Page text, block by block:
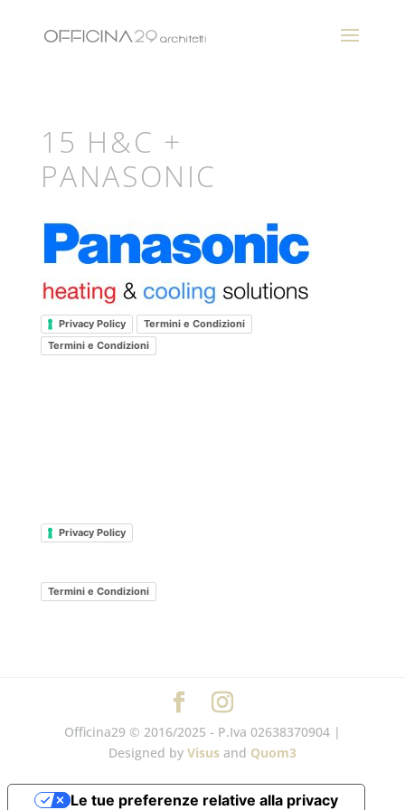
15 H&C +
PANASONIC
Privacy Policy
Termini e Condizioni
Termini e Condizioni
Privacy Policy
Termini e Condizioni
Officina29 © 2016/2025 - P.Iva 02638370904 |
Designed by Visusand Quom3
Le tue preferenze relative alla privacy